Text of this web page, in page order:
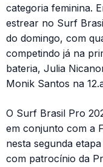
categoria feminina.
estrear no Surf
do domingo, com
competindo já na
bateria, Julia
Monik Santos na
O Surf Brasil Pro
em conjunto com a
nesta segunda
com patrocínio da